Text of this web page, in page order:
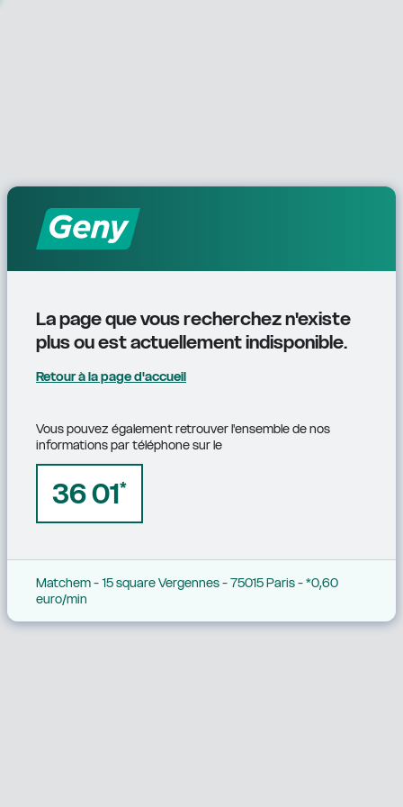
La page que vous recherchez n'existe
plus ou est actuellement indisponible.
Retour à la page d'accueil
Vous pouvez également retrouver l'ensemble de nos
informations par téléphone sur le
36 01*
Matchem - 15 square Vergennes - 75015 Paris - *0,60
euro/min